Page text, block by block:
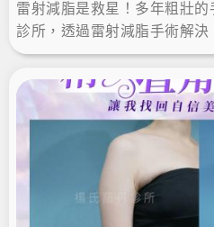
雷射減脂是救星！多年粗壯
診所，透過雷射減脂手術解
追求完美體態的精準雕塑。
馭無袖上衣！